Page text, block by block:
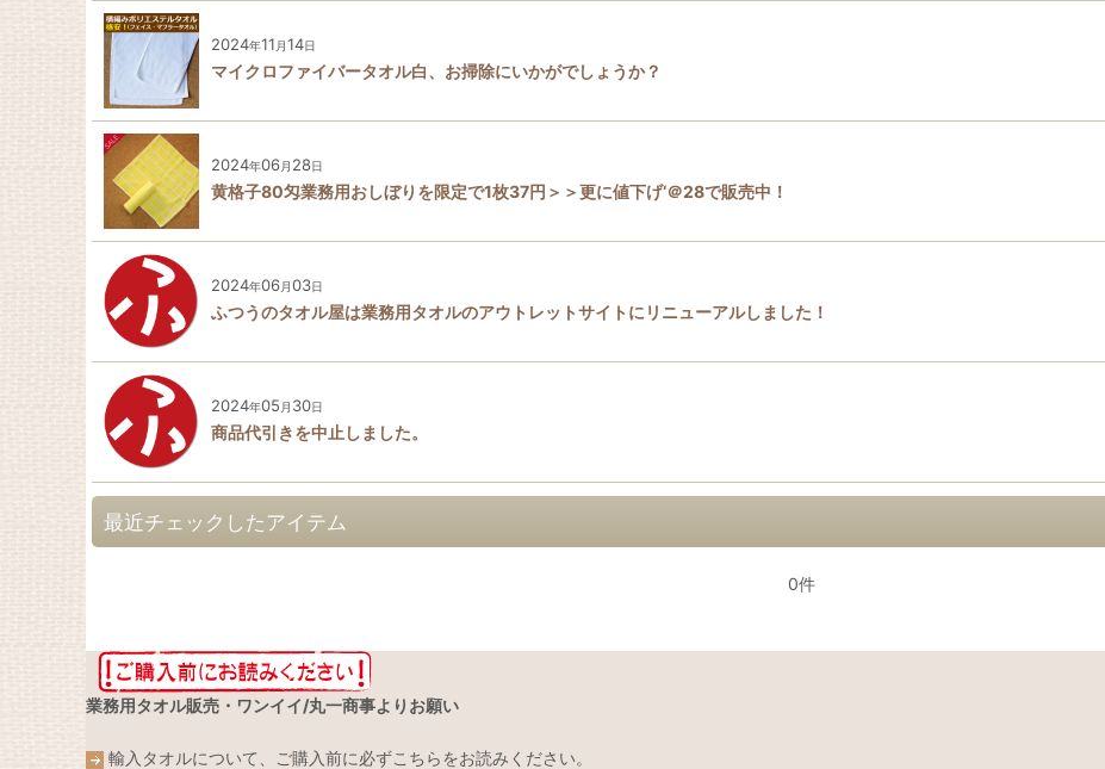
2024年11 月14日
マイクロファイバータオル白、お掃除にいかがでしょうか？
2024年06月 28日
黄格子80匁業務用おしぼりを限定で1枚37円＞＞更に値下げ‘＠28で販売中！
2024年06月03日
ふつうのタオル屋は業務用タオルのアウトレットサイトにリニューアルしました！
2024年05 月 30日
商品代引きを中止しました。
最近チェックしたアイテム
0件
業務用タオル販売・ワンイイ/丸一商事よりお願い
輸入タオルについて、ご購入前に必ずこちらをお読みください。